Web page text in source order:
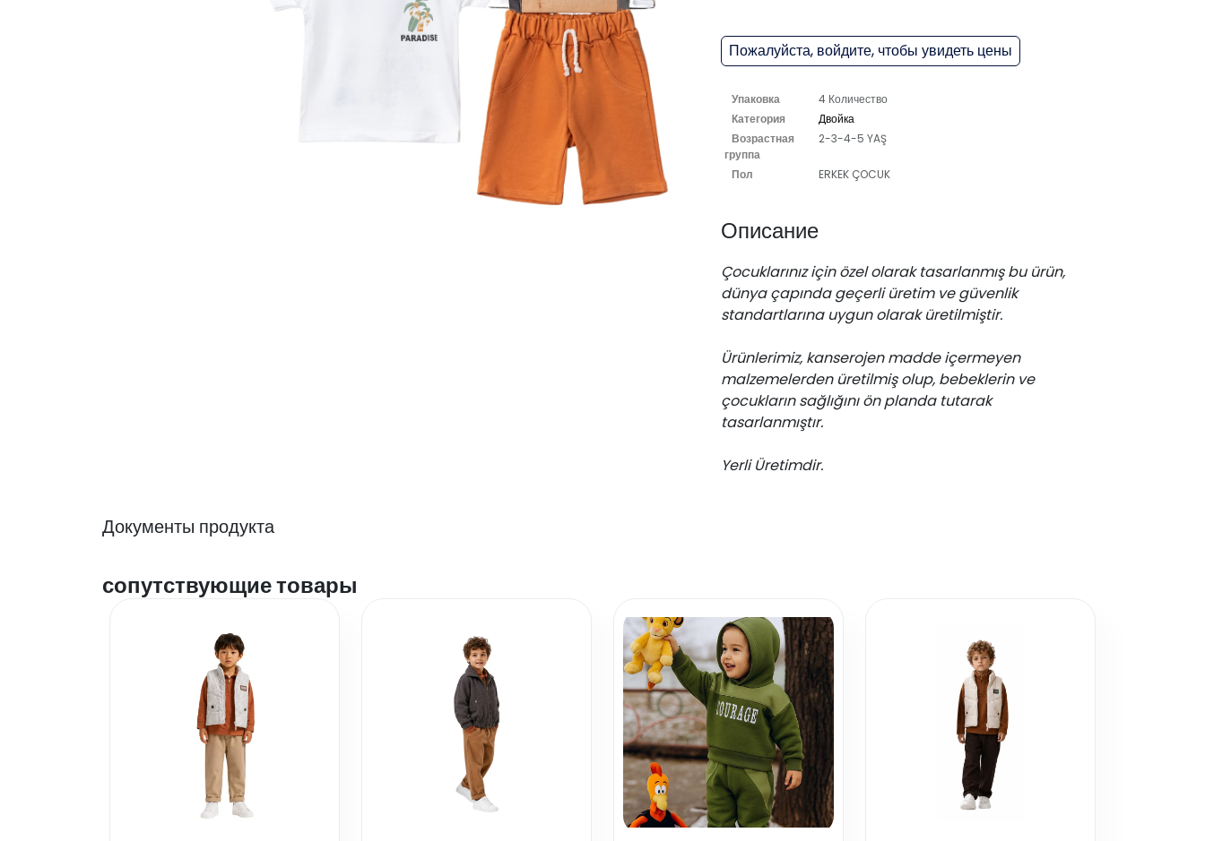
Пожалуйста, войдите, чтобы увидеть цены
Упаковка
4 Количество
Категория
Двойка
Возрастная
группа
2-3-4-5 YAŞ
Пол ERKEK ÇOCUK
Описание
Çocuklarınız için özel olarak tasarlanmış bu ürün,
dünya çapında geçerli üretim ve güvenlik
standartlarına uygun olarak üretilmiştir.
Ürünlerimiz, kanserojen madde içermeyen
malzemelerden üretilmiş olup, bebeklerin ve
çocukların sağlığını ön planda tutarak
tasarlanmıştır.
Yerli Üretimdir.
Документы продукта
сопутствующие товары